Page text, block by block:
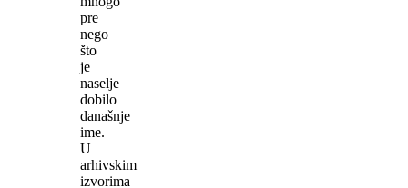
pre
nego
što
je
naselje
dobilo
današnje
ime.
U
arhivskim
izvorima